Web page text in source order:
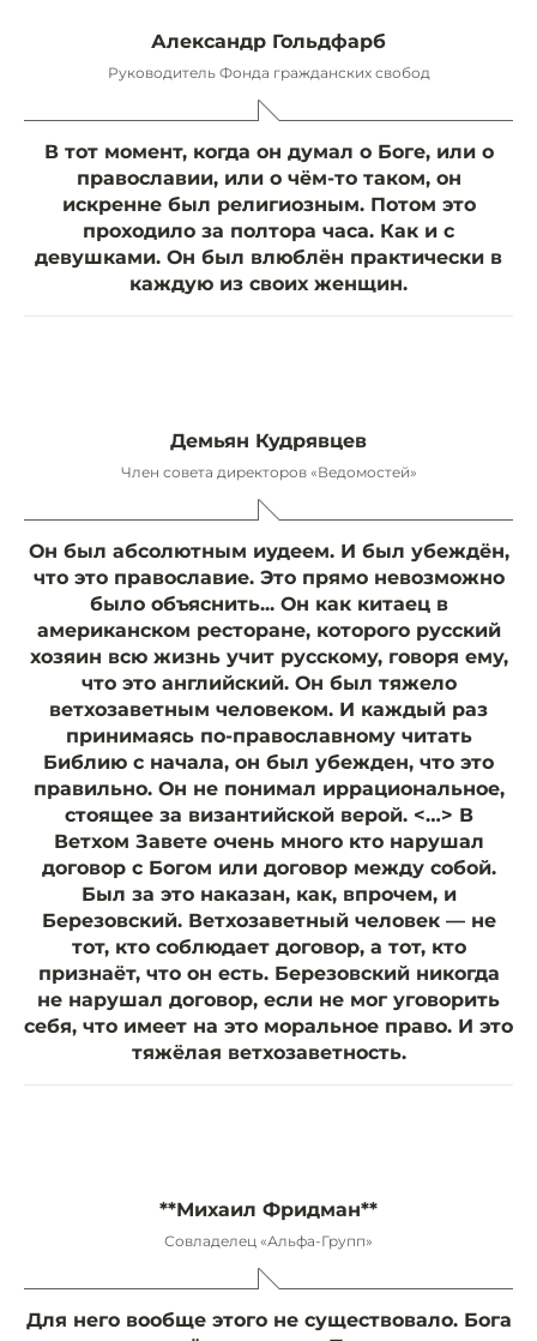
Александр Гольдфарб
Руководитель Фонда гражданских свобод
В тот момент, когда он думал о Боге, или о
православии, или о чём-то таком, он
искренне был религиозным. Потом это
проходило за полтора часа. Как и с
девушками. Он был влюблён практически в
каждую из своих женщин.
Демьян Кудрявцев
Член совета директоров «Ведомостей»
Он был абсолютным иудеем. И был убеждён,
что это православие. Это прямо невозможно
было объяснить... Он как китаец в
американском ресторане, которого русский
хозяин всю жизнь учит русскому, говоря ему,
что это английский. Он был тяжело
ветхозаветным человеком. И каждый раз
принимаясь по-православному читать
Библию с начала, он был убежден, что это
правильно. Он не понимал иррациональное,
стоящее за византийской верой. <…> В
Ветхом Завете очень много кто нарушал
договор с Богом или договор между собой.
Был за это наказан, как, впрочем, и
Березовский. Ветхозаветный человек — не
тот, кто соблюдает договор, а тот, кто
признаёт, что он есть. Березовский никогда
не нарушал договор, если не мог уговорить
себя, что имеет на это моральное право. И это
тяжёлая ветхозаветность.
**Михаил Фридман**
Совладелец «Альфа-Групп»
Для него вообще этого не существовало. Бога